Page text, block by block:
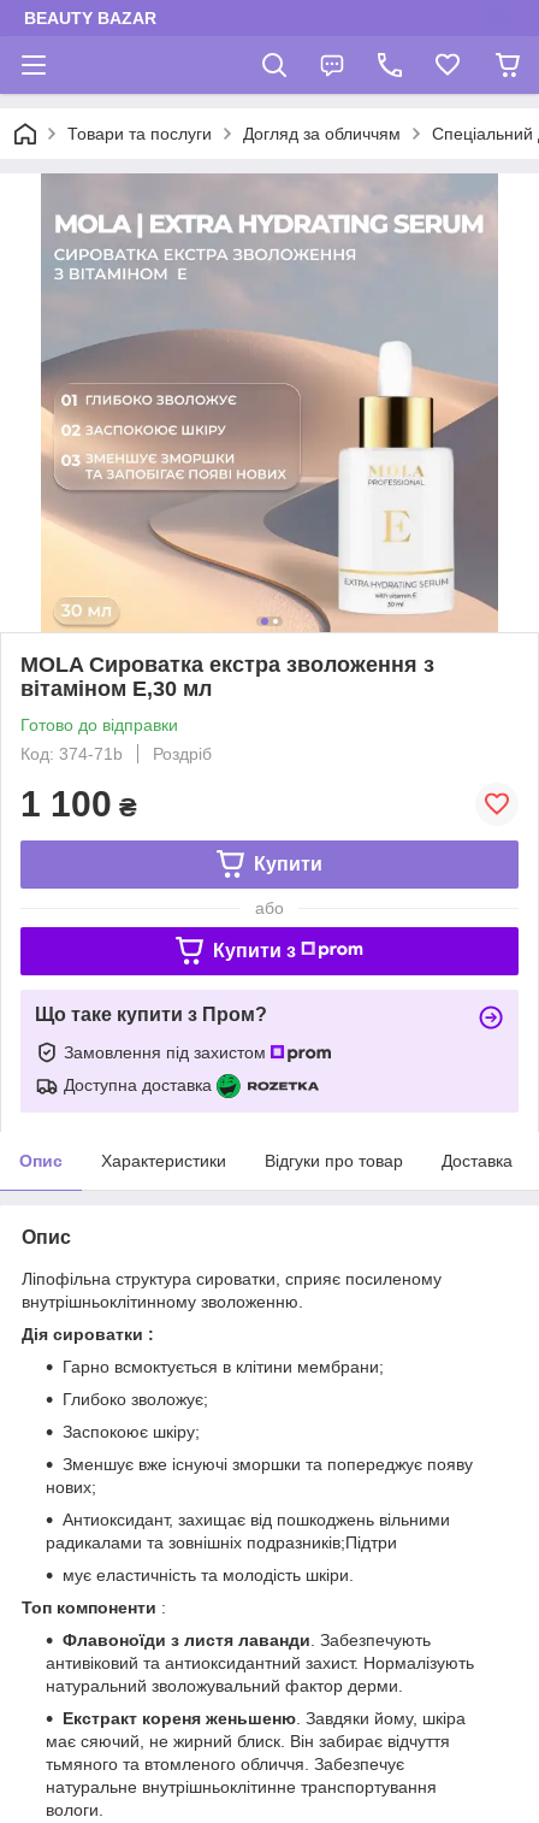
BEAUTY BAZAR
Товари та послуги Догляд за обличчям Спеціальний
MOLA Сироватка екстра зволоження з
вітаміном Е,30 мл
Готово до відправки
Код: 374-71b
Роздріб
1 100 ₴
Купити
або
Купити з
Що таке купити з Пром?
Замовлення під захистом
Доступна доставка
Опис Характеристики Відгуки про товар Доставка
Опис
Ліпофільна структура сироватки, сприяє посиленому
внутрішньоклітинному зволоженню.
Дія сироватки :
Гарно всмоктується в клітини мембрани;
Глибоко зволожує;
Заспокоює шкіру;
Зменшує вже існуючі зморшки та попереджує появу
нових;
Антиоксидант, захищає від пошкоджень вільними
радикалами та зовнішніх подразників;Підтри
мує еластичність та молодість шкіри.
Топ компоненти :
Флавоноїди з листя лаванди . Забезпечують
антивіковий та антиоксидантний захист. Нормалізують
натуральний зволожувальний фактор дерми.
Екстракт кореня женьшеню . Завдяки йому, шкіра
має сяючий, не жирний блиск. Він забирає відчуття
тьмяного та втомленого обличчя. Забезпечує
натуральне внутрішньоклітинне транспортування
вологи.